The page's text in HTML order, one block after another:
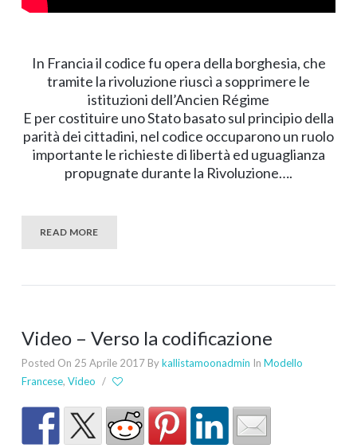
In Francia il codice fu opera della borghesia, che
tramite la rivoluzione riuscì a sopprimere le
istituzioni dell’Ancien Régime
E per costituire uno Stato basato sul principio della
parità dei cittadini, nel codice occuparono un ruolo
importante le richieste di libertà ed uguaglianza
propugnate durante la Rivoluzione….
READ MORE
Video – Verso la codificazione
Posted On 25 Aprile 2017 Bykallistamoonadmin In Modello
Francese, Video /